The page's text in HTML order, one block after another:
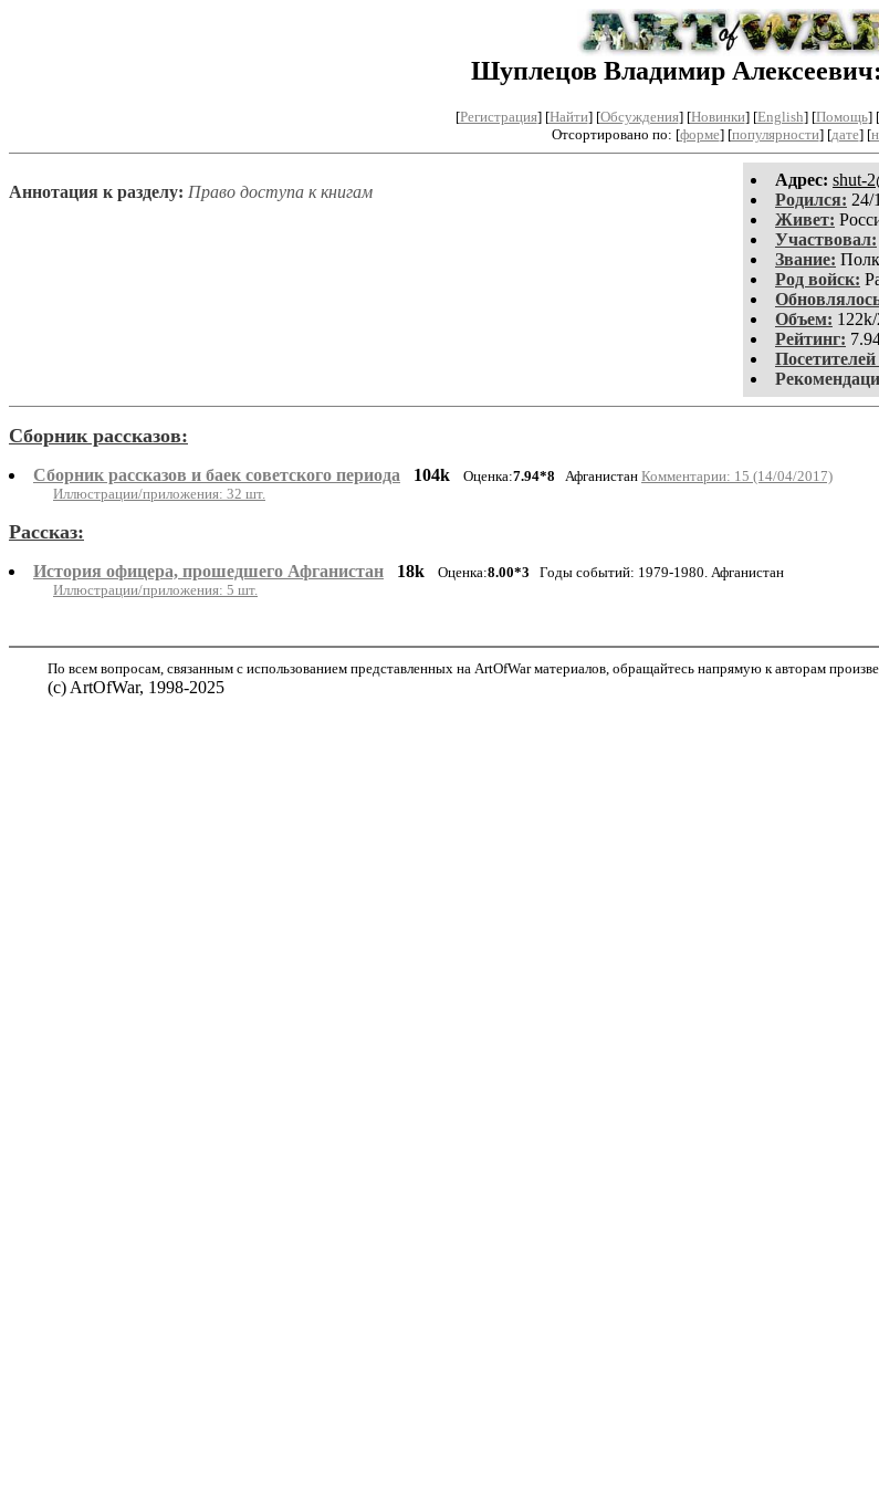
Шуплецов Владимир Алексеевич:
[Регистрация] [Найти] [Обсуждения] [Новинки] [English] [Помощь] [
Отсортировано по: [форме] [популярности] [дате] [
Aдpeс: shut-
Родился: 24/
Живет:
Участвовал:
Звание:
Род войск:
Объем: 122k/
Рейтинг:
Посетителей
Аннотация к разделу: Право доступа к книгам
Сборник рассказов:
Сборник рассказов и баек советского периода 104k Оценка:7.94*8 Афганистан Комментарии: 15 (14/04/2017)
Иллюстрации/приложения: 32 шт.
Рассказ:
История офицера, прошедшего Афганистан 18k Оценка:8.00*3 Годы событий: 1979-1980. Афганистан
Иллюстрации/приложения: 5 шт.
По всем вопросам, связанным с использованием представленных на ArtOfWar материалов, обращайтесь напрямую к авторам
(с) ArtOfWar, 1998-2025